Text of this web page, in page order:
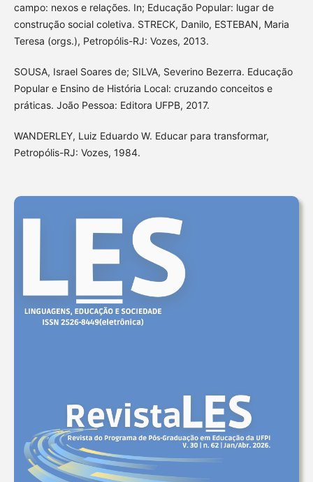
campo: nexos e relações. In; Educação Popular: lugar de
construção social coletiva. STRECK, Danilo, ESTEBAN, Maria
Teresa (orgs.), Petropólis-RJ: Vozes, 2013.
SOUSA, Israel Soares de; SILVA, Severino Bezerra. Educação
Popular e Ensino de História Local: cruzando conceitos e
práticas. João Pessoa: Editora UFPB, 2017.
WANDERLEY, Luiz Eduardo W. Educar para transformar,
Petropólis-RJ: Vozes, 1984.